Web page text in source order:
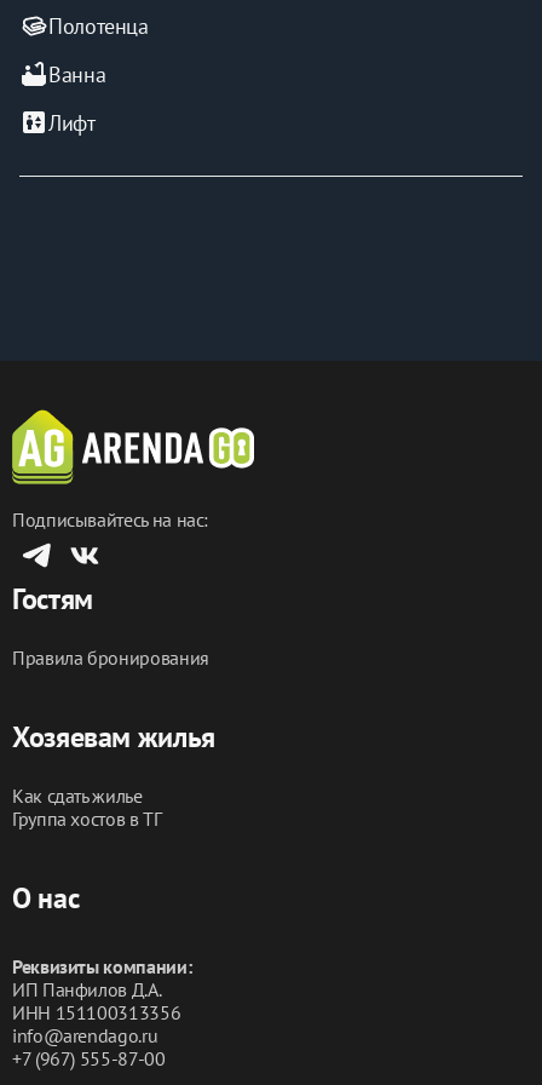
Полотенца
bathtubВанна
elevatorЛифт
Подписывайтесь на нас:
Гостям
Правила бронирования
Хозяевам жилья
Как сдать жилье
Группа хостов в ТГ
О нас
Реквизиты компании:
ИП Панфилов Д.А.
ИНН 151100313356
info@arendago.ru
+7 (967) 555-87-00